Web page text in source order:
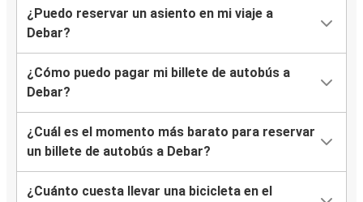
¿Puedo reservar un asiento en mi viaje a
Debar?
¿Cómo puedo pagar mi billete de autobús a
Debar?
¿Cuál es el momento más barato para reservar
un billete de autobús a Debar?
¿Cuánto cuesta llevar una bicicleta en el